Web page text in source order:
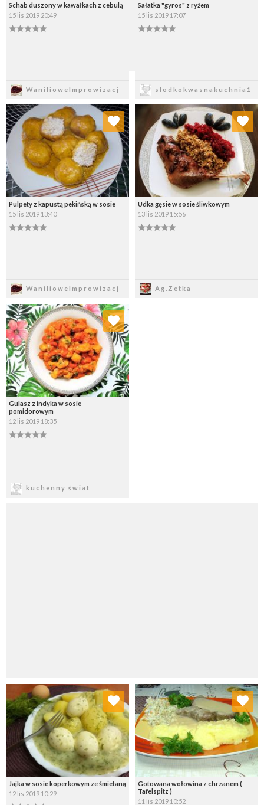
Schab duszony w kawałkach z cebulą
15 lis 2019 20:49
WanilioweImprowizacj
Sałatka "gyros" z ryżem
15 lis 2019 17:07
slodkokwasnakuchnia1
Pulpety z kapustą pekińską w sosie
15 lis 2019 13:40
WanilioweImprowizacj
Dodaj do ulubionych
Wybierz listę:
Udka gęsie w sosie śliwkowym
13 lis 2019 15:56
Ag.Zetka
Dodaj do ulubionych
Wybierz listę:
Gulasz z indyka w sosie
pomidorowym
12 lis 2019 18:35
kuchenny świat
Dodaj do ulubionych
Wybierz listę:
Jajka w sosie koperkowym ze śmietaną
12 lis 2019 10:29
Dodaj do ulubionych
Wybierz listę:
Gotowana wołowina z chrzanem (
Tafelspitz )
11 lis 2019 10:52
Dodaj do ulubionych
Wybierz listę: